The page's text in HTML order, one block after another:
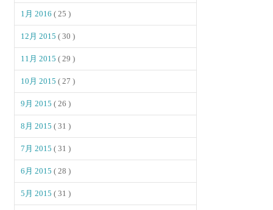
1月 2016( 25 )
12月 2015( 30 )
11月 2015( 29 )
10月 2015( 27 )
9月 2015( 26 )
8月 2015( 31 )
7月 2015( 31 )
6月 2015( 28 )
5月 2015( 31 )